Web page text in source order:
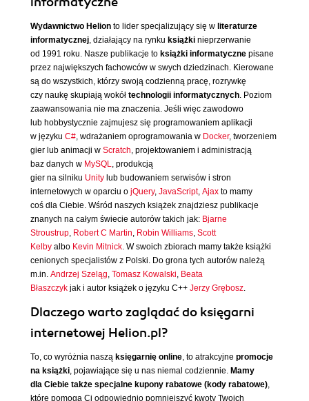
Wydawnictwo Helion to lider specjalizujący się w literaturze
informatycznej, działający na rynku książki nieprzerwanie
od 1991 roku. Nasze publikacje to książki informatyczne pisane
przez największych fachowców w swych dziedzinach. Kierowane
są do wszystkich, którzy swoją codzienną pracę, rozrywkę
czy naukę skupiają wokół technologii informatycznych. Poziom
zaawansowania nie ma znaczenia. Jeśli więc zawodowo
lub hobbystycznie zajmujesz się programowaniem aplikacji
w języku C#, wdrażaniem oprogramowania w Docker, tworzeniem
gier lub animacji w Scratch, projektowaniem i administracją
baz danych w MySQL, produkcją
gier na silniku Unity lub budowaniem serwisów i stron
internetowych w oparciu o jQuery, JavaScript, Ajax to mamy
coś dla Ciebie. Wśród naszych książek znajdziesz publikacje
znanych na całym świecie autorów takich jak: Bjarne
Stroustrup, Robert C Martin, Robin Williams, Scott
Kelby albo Kevin Mitnick. W swoich zbiorach mamy także książki
cenionych specjalistów z Polski. Do grona tych autorów należą
m.in. Andrzej Szeląg, Tomasz Kowalski, Beata
Błaszczyk jak i autor książek o języku C++ Jerzy Grębosz.
Dlaczego warto zaglądać do księgarni
internetowej Helion.pl?
To, co wyróżnia naszą księgarnię online, to atrakcyjne promocje
na książki, pojawiające się u nas niemal codziennie. Mamy
dla Ciebie także specjalne kupony rabatowe (kody rabatowe),
które pomogą Ci odpowiednio pomniejszyć kwoty Twoich